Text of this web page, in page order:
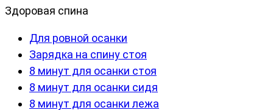
Здоровая спина
Для ровной осанки
Зарядка на спину стоя
8 минут для осанки стоя
8 минут для осанки сидя
8 минут для осанки лежа